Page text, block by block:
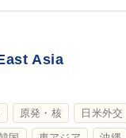
Asia
原発・核 日米外交